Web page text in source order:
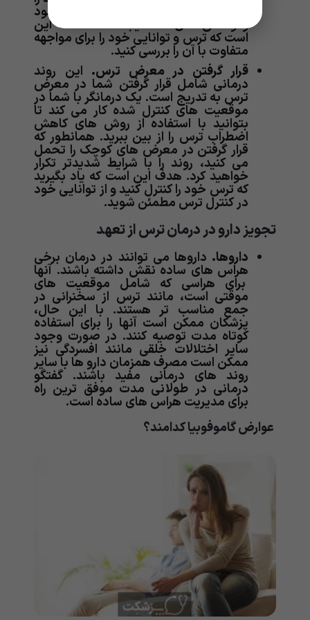
تغییر داده و باورهای جدیدی در مورد خود
و واکنش های شما ایجاد کند. هدف این
است که ترس و توانایی خود را برای مواجهه
متفاوت با آن را بررسی کنید.
قرار گرفتن در معرض ترس. این روند
درمانی شامل قرار گرفتن شما در معرض
ترس به تدریج است. یک درمانگر با شما در
موقعیت های کنترل شده کار می کند تا
بتوانید با استفاده از روش های کاهش
اضطراب ترس را از بین ببرید. همانطور که
قرار گرفتن در معرض های کوچک را تحمل
می کنید، روند را با شرایط شدیدتر تکرار
خواهید کرد. هدف این است که یاد بگیرید
که ترس خود را کنترل کنید و از توانایی خود
در کنترل ترس مطمئن شوید.
تجویز دارو در درمان ترس از تعهد
داروها. داروها می توانند در درمان برخی
هراس های ساده نقش داشته باشند. آنها
برای هراسی که شامل موقعیت های
موقتی است، مانند ترس از سخنرانی در
جمع مناسب تر هستند. با این حال،
پزشکان ممکن است آنها را برای استفاده
کوتاه مدت توصیه کنند. در صورت وجود
سایر اختلالات خلقی مانند افسردگی نیز
ممکن است مصرف همزمان دارو ها با سایر
روند های درمانی مفید باشند. گفتگو
درمانی در طولانی مدت موفق ترین راه
برای مدیریت هراس های ساده است.
عوارض گاموفوبیا کدامند؟